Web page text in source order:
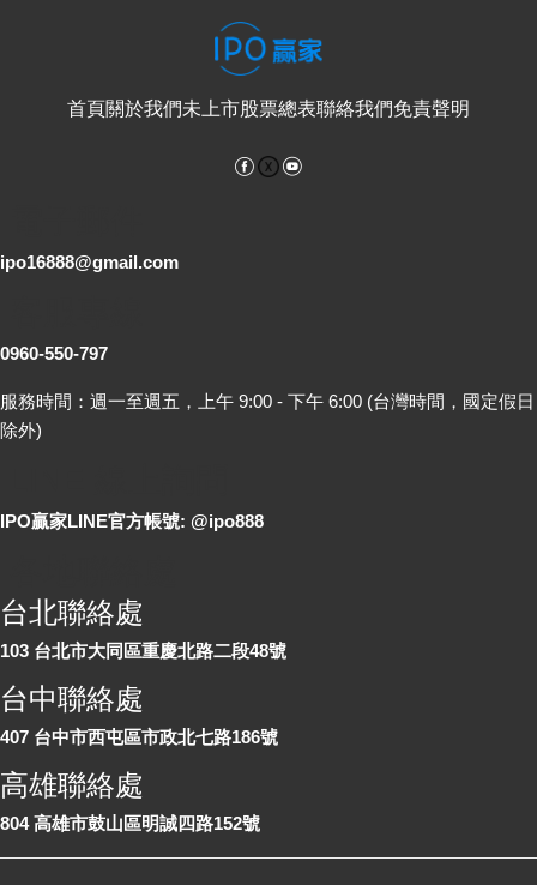
首頁關於我們未上市股票總表聯絡我們免責聲明
Facebook
ipo16888@gmail.com
0960-550-797
服務時間：週一至週五，上午 9:00 - 下午 6:00 (台灣時間，國定假日
除外)
IPO贏家LINE官方帳號: @ipo888
台北聯絡處
103 台北市大同區重慶北路二段48號
台中聯絡處
407 台中市西屯區市政北七路186號
高雄聯絡處
804 高雄市鼓山區明誠四路152號